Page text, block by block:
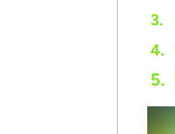
3.
4.
5.